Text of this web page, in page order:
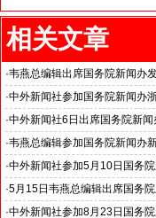
相关文章
·韦燕总编辑出席国务院新闻办
关注海关总署“十五五”时期守好
·中外新闻社参加国务院新闻办
浙江省人民政府副省长何中伟
·中外新闻社6日出席国务院新
·韦燕总编辑参加国务院新闻办
关注中国国际消费中心城市消
·中外新闻社参加5月10日国务
福建省委常委、福州市委书记
成为精彩纷呈的盛会
·5月15日韦燕总编辑出席国务院
·中外新闻社参加8月23日国务